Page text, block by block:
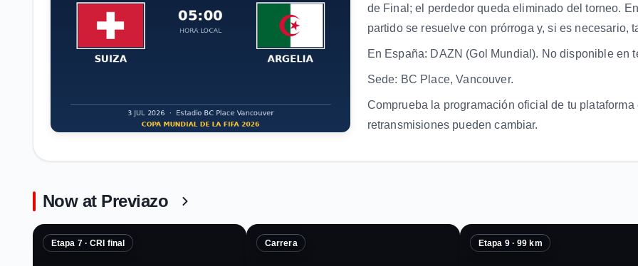
de Final; el perdedor queda eliminado del torneo.
partido se resuelve con prórroga y, si es necesario,
En España: DAZN (Gol Mundial). No disponible en
Sede: BC Place, Vancouver.
Comprueba la programación oficial de tu
retransmisiones pueden cambiar.
Now at Previazo
Etapa 7 · CRI final Carrera Etapa 9 · 99 km